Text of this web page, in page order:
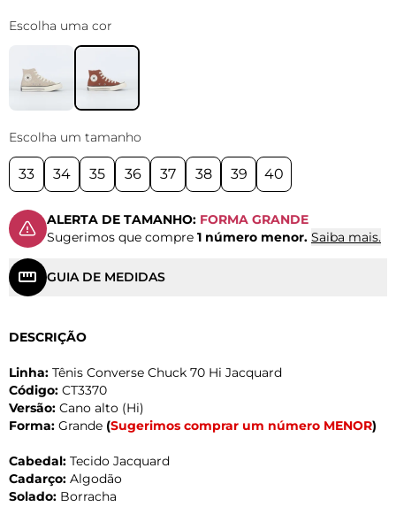
Escolha uma cor
Escolha um tamanho
33 34 35 36 37 38 39 40
ALERTA DE TAMANHO: FORMA GRANDE
Sugerimos que compre 1 número menor. Saiba mais.
GUIA DE MEDIDAS
DESCRIÇÃO
Linha: Tênis Converse Chuck 70 Hi Jacquard
Código: CT3370
Versão: Cano alto (Hi)
Forma: Grande (Sugerimos comprar um número MENOR)
Cabedal: Tecido Jacquard
Cadarço: Algodão
Solado: Borracha